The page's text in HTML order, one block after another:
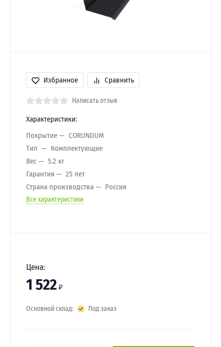
Избранное Сравнить
Написать отзыв
Характеристики:
Покрытие
CORUNDUM
Тип
Комплектующие
Вес
5.2 кг
Гарантия
25 лет
Страна производства
Россия
Все характеристики
Цена:
1 522 ₽
Основной склад: Под заказ